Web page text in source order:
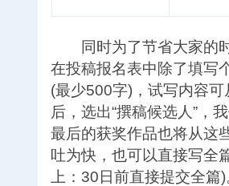
同时为了节省大家的时
在投稿报名表中除了填写
(最少500字)，试写内容可
后，选出“撰稿候选人”，
最后的获奖作品也将从这
吐为快，也可以直接写全
上：30日前直接提交全